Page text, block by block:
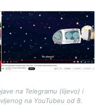
na Telegramu (lijevo) i
na YouTubeu od 8.